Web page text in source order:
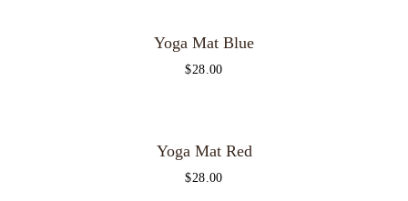
Yoga Mat Blue
$28.00
Yoga Mat Red
$28.00